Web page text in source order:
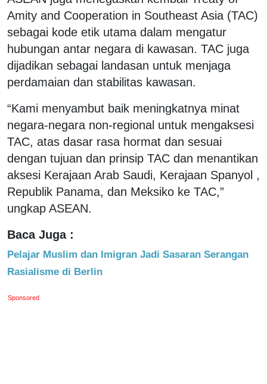
Amity and Cooperation in Southeast Asia (TAC)
sebagai kode etik utama dalam mengatur
hubungan antar negara di kawasan. TAC juga
dijadikan sebagai landasan untuk menjaga
perdamaian dan stabilitas kawasan.
“Kami menyambut baik meningkatnya minat
negara-negara non-regional untuk mengaksesi
TAC, atas dasar rasa hormat dan sesuai
dengan tujuan dan prinsip TAC dan menantikan
aksesi Kerajaan Arab Saudi, Kerajaan Spanyol ,
Republik Panama, dan Meksiko ke TAC,”
ungkap ASEAN.
Baca Juga :
Pelajar Muslim dan Imigran Jadi Sasaran Serangan
Rasialisme di Berlin
Sponsored